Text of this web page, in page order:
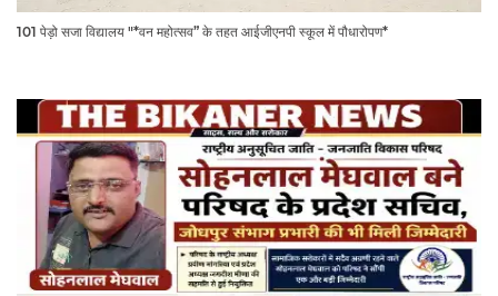
101 पेड़ो सजा विद्यालय "*वन महोत्सव” के तहत आईजीएनपी स्कूल में पौधारोपण*